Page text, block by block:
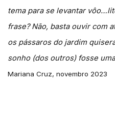
tema para se levantar
frase? Não, basta ouvir com
os pássaros do jardim
sonho (dos outros) fosse
Mariana Cruz, novembro 2023